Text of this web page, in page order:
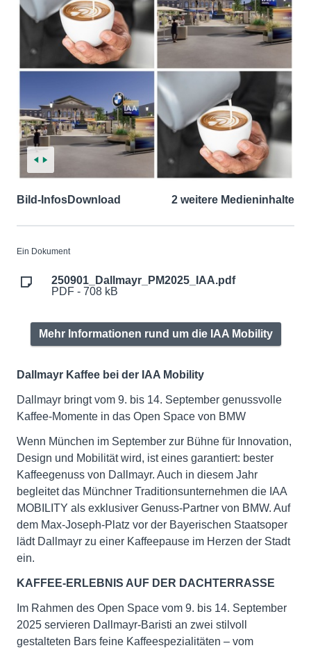
Bild-InfosDownload 2 weitere Medieninhalte
Ein Dokument
250901_Dallmayr_PM2025_IAA.pdf
PDF - 708 kB
Mehr Informationen rund um die IAA Mobility
Dallmayr Kaffee bei der IAA Mobility
Dallmayr bringt vom 9. bis 14. September genussvolle
Kaffee-Momente in das Open Space von BMW
Wenn München im September zur Bühne für Innovation,
Design und Mobilität wird, ist eines garantiert: bester
Kaffeegenuss von Dallmayr. Auch in diesem Jahr
begleitet das Münchner Traditionsunternehmen die IAA
MOBILITY als exklusiver Genuss-Partner von BMW. Auf
dem Max-Joseph-Platz vor der Bayerischen Staatsoper
lädt Dallmayr zu einer Kaffeepause im Herzen der Stadt
ein.
KAFFEE-ERLEBNIS AUF DER DACHTERRASSE
Im Rahmen des Open Space vom 9. bis 14. September
2025 servieren Dallmayr-Baristi an zwei stilvoll
gestalteten Bars feine Kaffeespezialitäten – vom